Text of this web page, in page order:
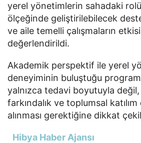
yerel yönetimlerin sahadaki
ölçeğinde geliştirilebilecek
ve aile temelli çalışmaların
değerlendirildi.
Akademik perspektif ile yerel
deneyiminin buluştuğu
yalnızca tedavi boyutuyla
farkındalık ve toplumsal
alınması gerektiğine dikkat
Hibya Haber Ajansı